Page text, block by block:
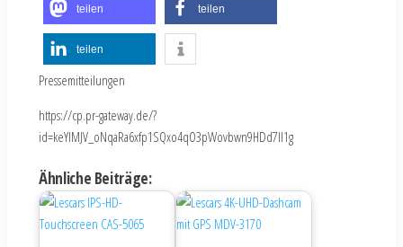
teilen teilen
teilen
Pressemitteilungen
https://cp.pr-gateway.de/?
id=keYlMJV_oNqaRa6xfp1SQxo4qO3pWovbwn9HDd7Il1g
Ähnliche Beiträge: